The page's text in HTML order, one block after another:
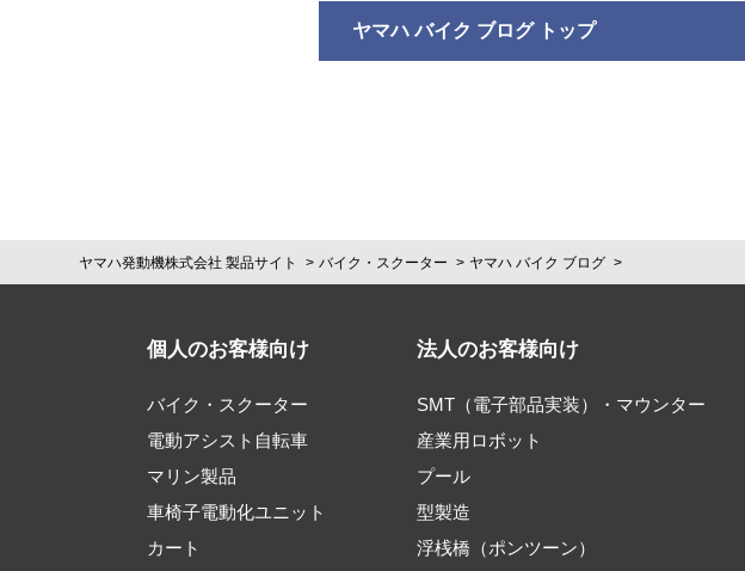
ヤマハ バイク ブログ トップ
ヤマハ発動機株式会社 製品サイト バイク・スクーター ヤマハ バイク ブログ
個人のお客様向け
バイク・スクーター
電動アシスト自転車
マリン製品
車椅子電動化ユニット
カート
法人のお客様向け
SMT（電子部品実装）・マウンター
産業用ロボット
プール
型製造
浮桟橋（ポンツーン）